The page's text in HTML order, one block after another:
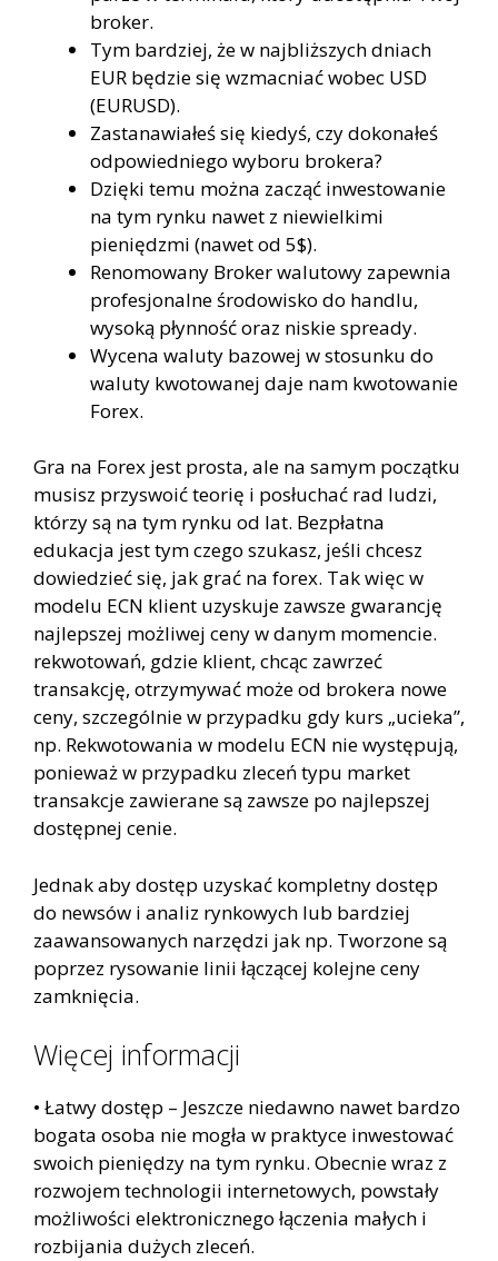
broker.
Tym bardziej, że w najbliższych dniach
EUR będzie się wzmacniać wobec USD
(EURUSD).
Zastanawiałeś się kiedyś, czy dokonałeś
odpowiedniego wyboru brokera?
Dzięki temu można zacząć inwestowanie
na tym rynku nawet z niewielkimi
pieniędzmi (nawet od 5$).
Renomowany Broker walutowy zapewnia
profesjonalne środowisko do handlu,
wysoką płynność oraz niskie spready.
Wycena waluty bazowej w stosunku do
waluty kwotowanej daje nam kwotowanie
Forex.
Gra na Forex jest prosta, ale na samym początku
musisz przyswoić teorię i posłuchać rad ludzi,
którzy są na tym rynku od lat. Bezpłatna
edukacja jest tym czego szukasz, jeśli chcesz
dowiedzieć się, jak grać na forex. Tak więc w
modelu ECN klient uzyskuje zawsze gwarancję
najlepszej możliwej ceny w danym momencie.
rekwotowań, gdzie klient, chcąc zawrzeć
transakcję, otrzymywać może od brokera nowe
ceny, szczególnie w przypadku gdy kurs „ucieka”,
np. Rekwotowania w modelu ECN nie występują,
ponieważ w przypadku zleceń typu market
transakcje zawierane są zawsze po najlepszej
dostępnej cenie.
Jednak aby dostęp uzyskać kompletny dostęp
do newsów i analiz rynkowych lub bardziej
zaawansowanych narzędzi jak np. Tworzone są
poprzez rysowanie linii łączącej kolejne ceny
zamknięcia.
Więcej informacji
• Łatwy dostęp – Jeszcze niedawno nawet bardzo
bogata osoba nie mogła w praktyce inwestować
swoich pieniędzy na tym rynku. Obecnie wraz z
rozwojem technologii internetowych, powstały
możliwości elektronicznego łączenia małych i
rozbijania dużych zleceń.